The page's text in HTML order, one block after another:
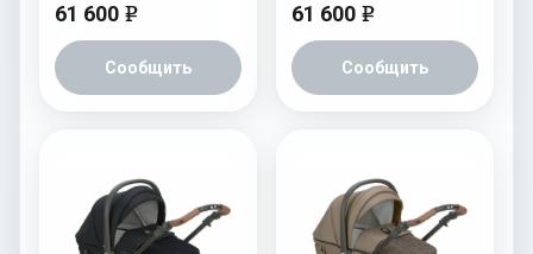
61 600 e
Сообщить
61 600 e
Сообщить